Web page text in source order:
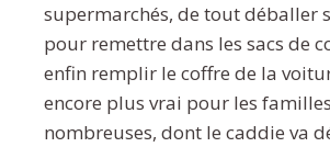
supermarchés, de tout déballer
pour remettre dans les sacs de
enfin remplir le coffre de la
encore plus vrai pour les familles
nombreuses, dont le caddie va